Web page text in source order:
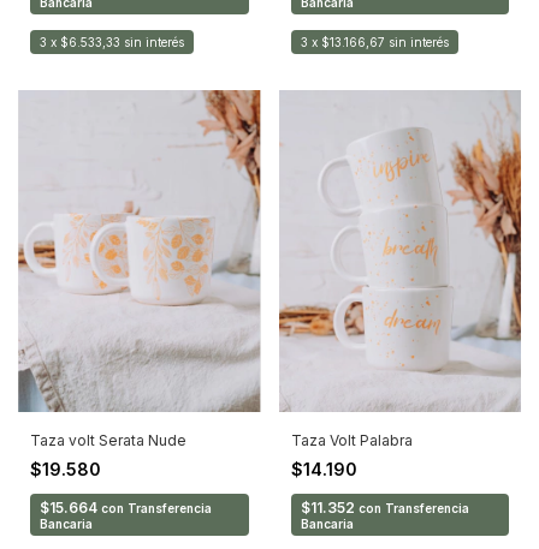
3 x $6.533,33 sin interés 3 x $13.166,67 sin interés
Taza volt Serata Nude
$19.580
$15.664 con Transferencia
Bancaria
Taza Volt Palabra
$14.190
$11.352 con Transferencia
Bancaria